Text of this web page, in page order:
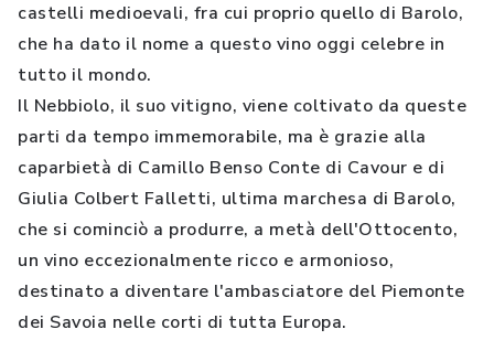
castelli medioevali, fra cui proprio quello di Barolo,
che ha dato il nome a questo vino oggi celebre in
tutto il mondo.
Il Nebbiolo, il suo vitigno, viene coltivato da queste
parti da tempo immemorabile, ma è grazie alla
caparbietà di Camillo Benso Conte di Cavour e di
Giulia Colbert Falletti, ultima marchesa di Barolo,
che si cominciò a produrre, a metà dell'Ottocento,
un vino eccezionalmente ricco e armonioso,
destinato a diventare l'ambasciatore del Piemonte
dei Savoia nelle corti di tutta Europa.